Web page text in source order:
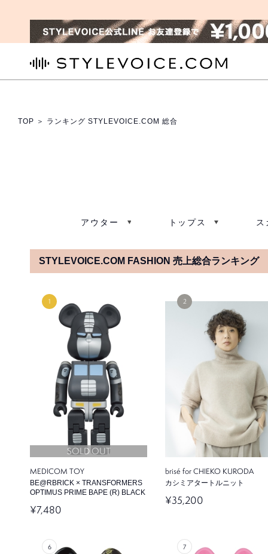
TOP ＞ ランキング STYLEVOICE.COM 総合
アウター トップス ス
STYLEVOICE.COM FASHION 売上総合ランキング
SOLD OUT
MEDICOM TOY
BE@RBRICK × TRANSFORMERS
OPTIMUS PRIME BAPE (R) BLACK
¥7,480
brisé for CHIEKO KURODA
カシミアタートルニット
¥35,200